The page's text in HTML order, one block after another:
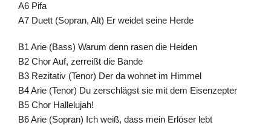
A6 Pifa
A7 Duett (Sopran, Alt) Er weidet seine Herde
B1 Arie (Bass) Warum denn rasen die Heiden
B2 Chor Auf, zerreißt die Bande
B3 Rezitativ (Tenor) Der da wohnet im Himmel
B4 Arie (Tenor) Du zerschlägst sie mit dem Eisenzepter
B5 Chor Hallelujah!
B6 Arie (Sopran) Ich weiß, dass mein Erlöser lebt